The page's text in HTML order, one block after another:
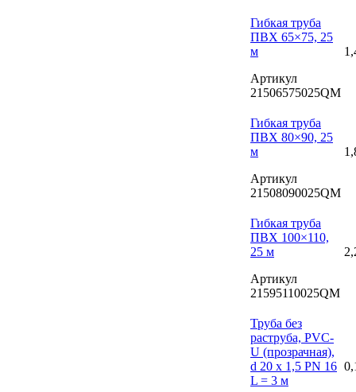
Гибкая труба
ПВХ 65×75, 25
м
Артикул
21506575025QM
Гибкая труба
ПВХ 80×90, 25
м
Артикул
21508090025QM
Гибкая труба
ПВХ 100×110,
25 м
Артикул
21595110025QM
Труба без
раструба, PVC-
U (прозрачная),
d 20 х 1,5 PN 16
L = 3 м